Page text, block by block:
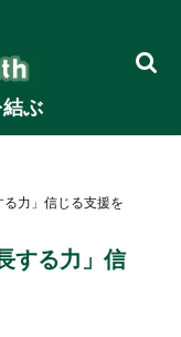
ぶ
力」信じる支援を
する力」信